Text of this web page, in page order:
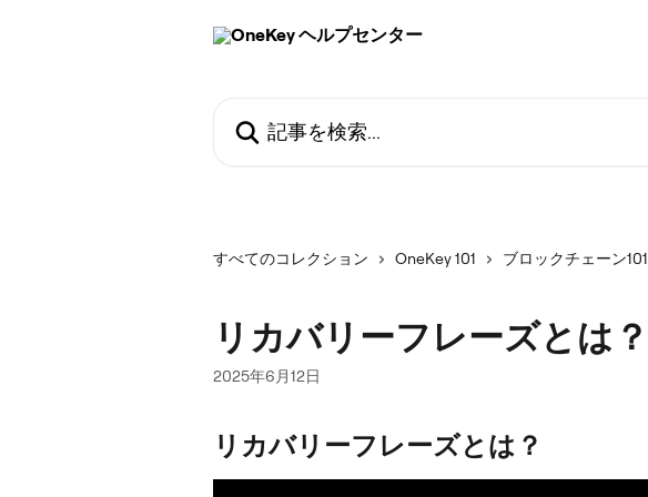
すべてのコレクション OneKey 101 ブロックチェーン101
リカバリーフレーズとは？
2025年6月12日
リカバリーフレーズとは？